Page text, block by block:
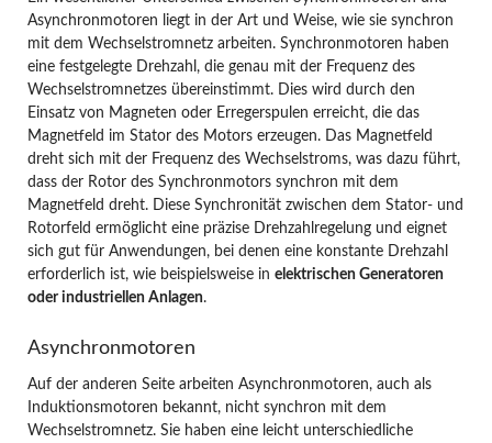
Asynchronmotoren liegt in der Art und Weise, wie sie synchron
mit dem Wechselstromnetz arbeiten. Synchronmotoren haben
eine festgelegte Drehzahl, die genau mit der Frequenz des
Wechselstromnetzes übereinstimmt. Dies wird durch den
Einsatz von Magneten oder Erregerspulen erreicht, die das
Magnetfeld im Stator des Motors erzeugen. Das Magnetfeld
dreht sich mit der Frequenz des Wechselstroms, was dazu führt,
dass der Rotor des Synchronmotors synchron mit dem
Magnetfeld dreht. Diese Synchronität zwischen dem Stator- und
Rotorfeld ermöglicht eine präzise Drehzahlregelung und eignet
sich gut für Anwendungen, bei denen eine konstante Drehzahl
erforderlich ist, wie beispielsweise in elektrischen Generatoren
oder industriellen Anlagen.
Asynchronmotoren
Auf der anderen Seite arbeiten Asynchronmotoren, auch als
Induktionsmotoren bekannt, nicht synchron mit dem
Wechselstromnetz. Sie haben eine leicht unterschiedliche